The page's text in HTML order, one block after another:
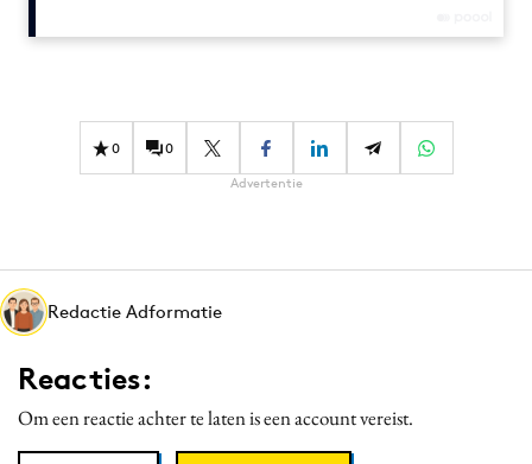
Diversiteit
Interne communicatie
Martech
Media
Merkstrategie
PR
0 0
Advertentie
Redactie Adformatie
Reacties:
Om een reactie achter te laten is een account vereist.